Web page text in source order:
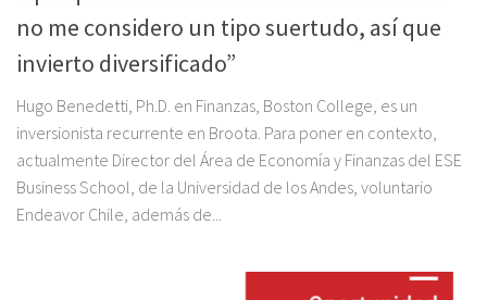
no me considero un tipo suertudo, así que
invierto diversificado”
Hugo Benedetti, Ph.D. en Finanzas, Boston College, es un
inversionista recurrente en Broota. Para poner en contexto,
actualmente Director del Área de Economía y Finanzas del ESE
Business School, de la Universidad de los Andes, voluntario
Endeavor Chile, además de...